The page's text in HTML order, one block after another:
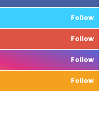
Follow
Follow
Follow
Follow